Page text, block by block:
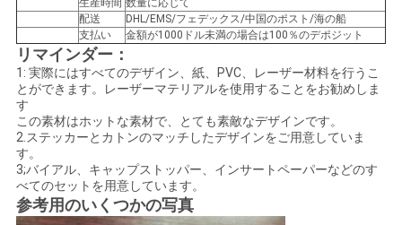
ュ
ー
ス
場
合
生産時間 数量に応じて
配送
DHL/EMS/フェデックス/中国のポスト/海の船
支払い
金額が1000ドル未満の場合は100％のデポジット
リマインダー：
1: 実際にはすべてのデザイン、紙、PVC、レーザー材料を行うこ
とができます。レーザーマテリアルを使用することをお勧めしま
す
この素材はホットな素材で、とても素敵なデザインです。
2.ステッカーとカトンのマッチしたデザインをご用意していま
す。
3;バイアル、キャップストッパー、インサートペーパーなどのす
べてのセットを用意しています。
参考用のいくつかの写真